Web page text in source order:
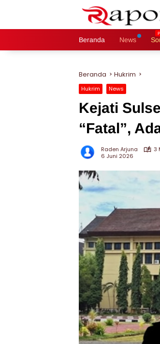
Beranda News
Beranda Hukrim
Hukrim News
Kejati
“Fatal”,
Raden Arjuna
3
6 Juni 2026